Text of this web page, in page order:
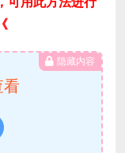
隐藏内容
看